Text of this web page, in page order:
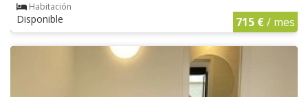
Habitación
Disponible 715 €/ mes